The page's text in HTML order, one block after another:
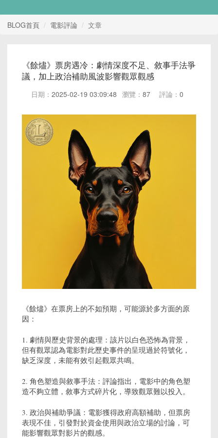
BLOG首頁 電影評論 文章
《餘燼》票房遇冷：劇情深度不足、敘事手法爭
議，加上政治補助風波影響觀眾觀感
日期： 2025-02-19 03:09:48 瀏覽： 87 評論： 0
《餘燼》在票房上的不如預期，可能源於多方面的原
因：
1. 劇情與歷史背景的處理：該片以白色恐怖為背景，
但有觀眾認為電影對此歷史事件的呈現過於符號化，
缺乏深度，未能有效引起觀眾共鳴。
2. 角色塑造與敘事手法：評論指出，電影中的角色塑
造不夠立體，敘事方式碎片化，導致觀眾難以投入。
3. 政治與補助爭議：電影獲得政府高額補助，但票房
表現不佳，引發對於資金使用與政治立場的討論，可
能影響觀眾對影片的觀感。